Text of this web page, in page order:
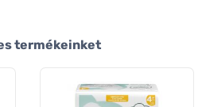
termékeinket